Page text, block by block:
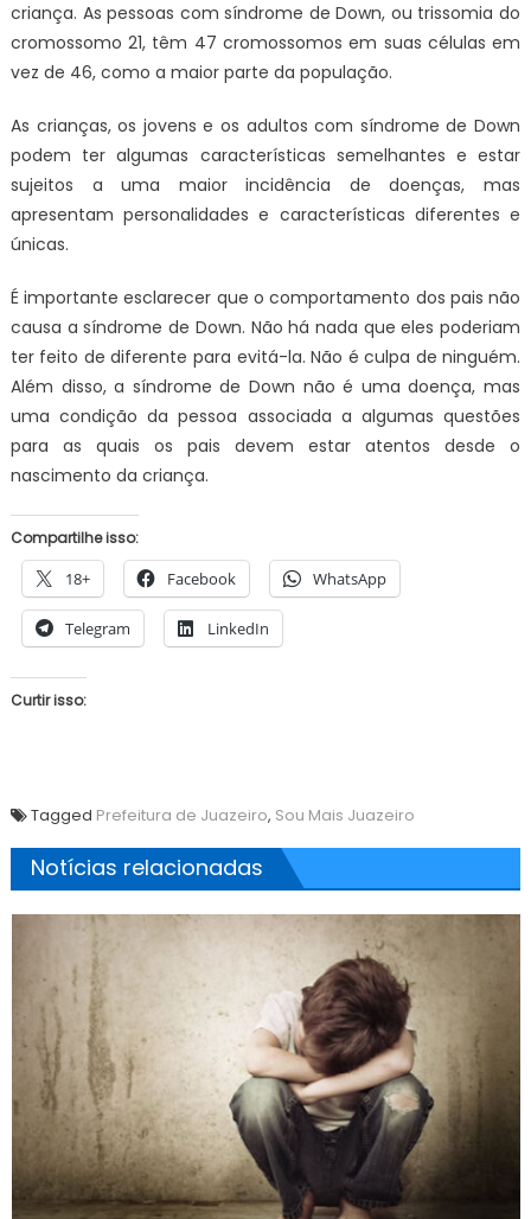
criança. As pessoas com síndrome de Down, ou trissomia do
cromossomo 21, têm 47 cromossomos em suas células em
vez de 46, como a maior parte da população.
As crianças, os jovens e os adultos com síndrome de Down
podem ter algumas características semelhantes e estar
sujeitos a uma maior incidência de doenças, mas
apresentam personalidades e características diferentes e
únicas.
É importante esclarecer que o comportamento dos pais não
causa a síndrome de Down. Não há nada que eles poderiam
ter feito de diferente para evitá-la. Não é culpa de ninguém.
Além disso, a síndrome de Down não é uma doença, mas
uma condição da pessoa associada a algumas questões
para as quais os pais devem estar atentos desde o
nascimento da criança.
Compartilhe isso:
18+ Facebook WhatsApp
Telegram LinkedIn
Curtir isso:
Tagged Prefeitura de Juazeiro, Sou Mais Juazeiro
Notícias relacionadas